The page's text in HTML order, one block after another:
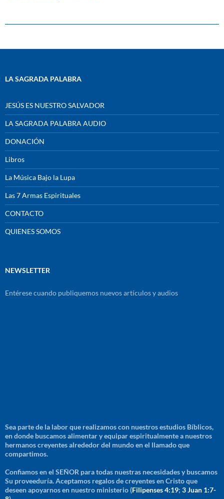
LA SAGRADA PALABRA
JESÚS ES NUESTRO SALVADOR
LA SAGRADA PALABRA AUDIO
DONACIÓN
Libros
La Música Bajo la Lupa
Las 7 Armas Espirituales
CONTACTO
QUIENES SOMOS
NEWSLETTER
Entérese cuando publiquemos nuevos artículos y audios
Sea parte de la labor que realizamos con nuestros estudios Bíblicos,
en donde buscamos alimentar y equipar espiritualmente a nuestros
hermanos creyentes alrededor del mundo en el llamado que
compartimos.
Confiamos en el SEÑOR para todas nuestras necesidades y buscamos
Su proveeduría. Aceptamos regalos de creyentes en Cristo que
deseen apoyarnos en nuestro ministerio (Filipenses 4:19; 3 Juan 1:7-